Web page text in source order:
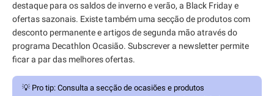
destaque para os saldos de inverno e verão, a Black Friday e
ofertas sazonais. Existe também uma secção de produtos com
desconto permanente e artigos de segunda mão através do
programa Decathlon Ocasião. Subscrever a newsletter permite
ficar a par das melhores ofertas.
💡 Pro tip: Consulta a secção de ocasiões e produtos